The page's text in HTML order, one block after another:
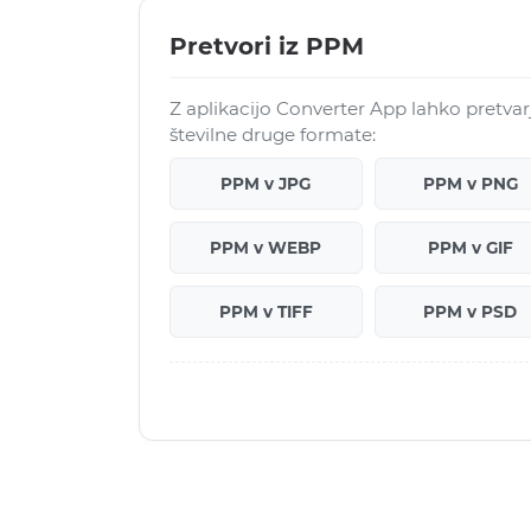
Pretvori iz PPM
Z aplikacijo Converter App lahko
številne druge formate:
PPM v JPG PPM v PNG
PPM v WEBP PPM v GIF
PPM v TIFF PPM v PSD